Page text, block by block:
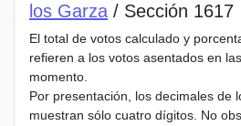
los Garza / Sección 1617
El total de votos calculado y
refieren a los votos asentados en
momento.
Por presentación, los decimales de
muestran sólo cuatro dígitos. No